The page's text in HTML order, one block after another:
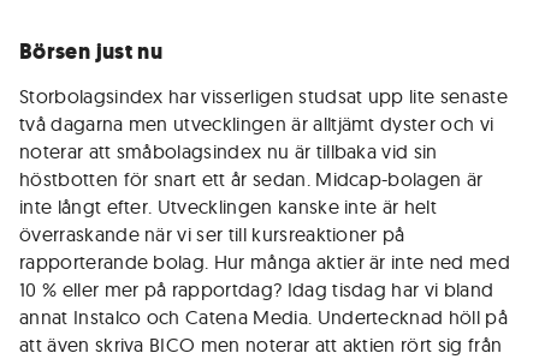
Börsen just nu
Storbolagsindex har visserligen studsat upp lite senaste
två dagarna men utvecklingen är alltjämt dyster och vi
noterar att småbolagsindex nu är tillbaka vid sin
höstbotten för snart ett år sedan. Midcap-bolagen är
inte långt efter. Utvecklingen kanske inte är helt
överraskande när vi ser till kursreaktioner på
rapporterande bolag. Hur många aktier är inte ned med
10 % eller mer på rapportdag? Idag tisdag har vi bland
annat Instalco och Catena Media. Undertecknad höll på
att även skriva BICO men noterar att aktien rört sig från